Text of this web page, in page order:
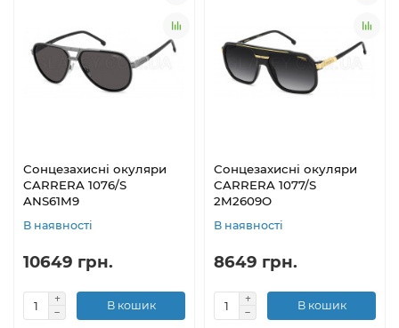
Сонцезахисні окуляри
CARRERA 1076/S
ANS61M9
В наявності
10649 грн.
В кошик
Сонцезахисні окуляри
CARRERA 1077/S
2M2609O
В наявності
8649 грн.
В кошик